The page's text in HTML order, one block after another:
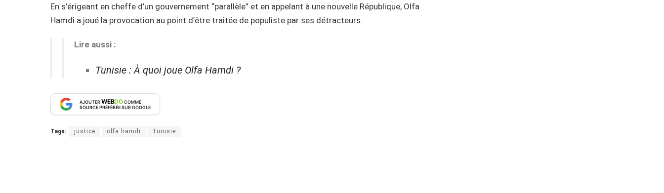
En s’érigeant en cheffe d’un gouvernement “parallèle” et en appelant à une nouvelle République, Olfa
Hamdi a joué la provocation au point d’être traitée de populiste par ses détracteurs.
Lire aussi :
Tunisie : À quoi joue Olfa Hamdi ?
AJOUTERWEBDOCOMME
SOURCE PRÉFÉRÉE SUR GOOGLE
Tags: justice olfa hamdi Tunisie